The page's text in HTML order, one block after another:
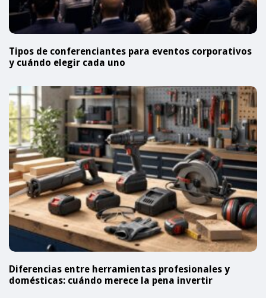
Tipos de conferenciantes para eventos corporativos
y cuándo elegir cada uno
Diferencias entre herramientas profesionales y
domésticas: cuándo merece la pena invertir